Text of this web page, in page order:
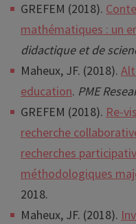
GREFEM (2018).
mathématiques : un
didactique et de
Maheux, JF. (2018).
education. PME
GREFEM (2018). Re-
recherche
recherches
méthodologiques
2018.
Maheux, JF. (2018).